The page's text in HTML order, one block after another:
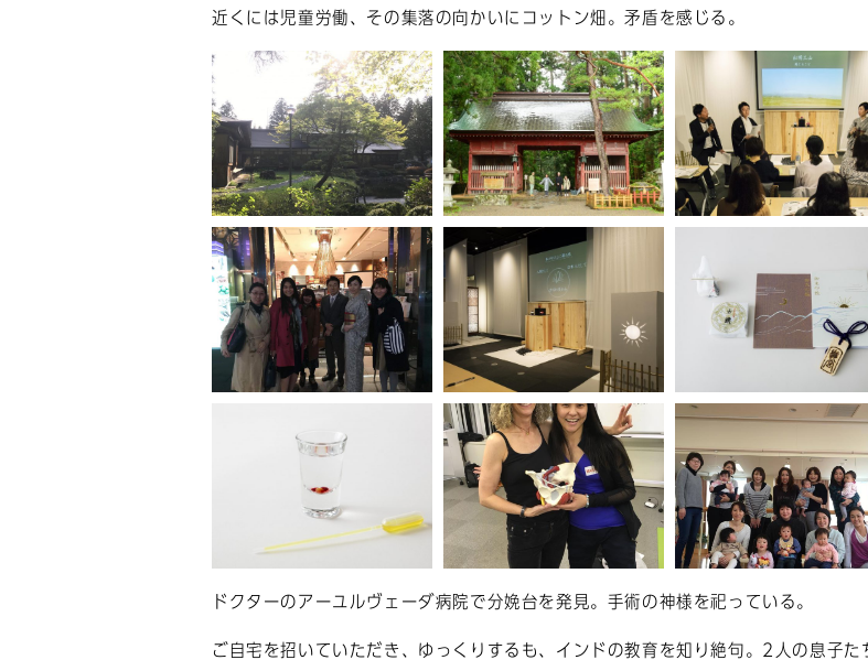
近くには児童労働、その集落の向かいにコットン畑。矛盾を感じる。
ドクターのアーユルヴェーダ病院で分娩台を発見。手術の神様を祀っている。
ご自宅を招いていただき、ゆっくりするも、インドの教育を知り絶句。2人の息子た